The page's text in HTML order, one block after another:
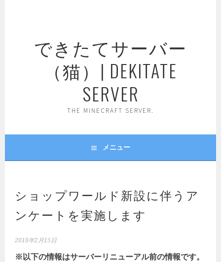
できたてサーバー
（猫）| DEKITATE
SERVER
THE MINECRAFT SERVER.
メニュー
ショップワールド新設に伴うア
ンケートを実施します
2018年2月15日
※以下の情報はサーバーリニューアル前の情報です。